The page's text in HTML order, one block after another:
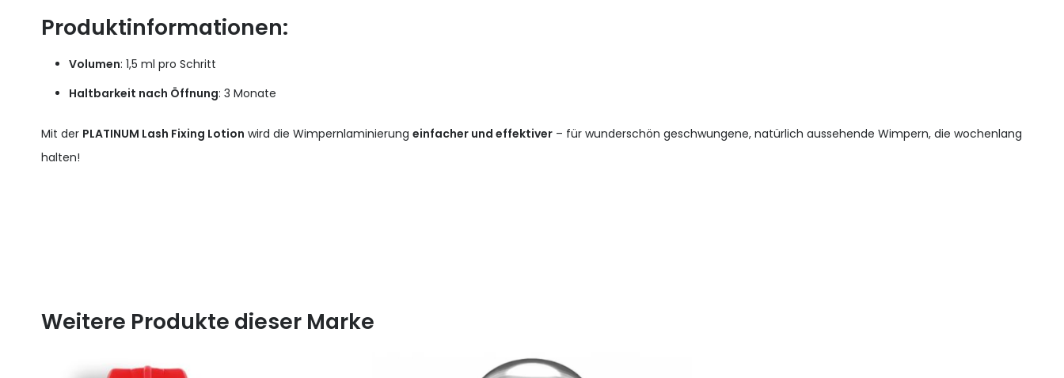
Produktinformationen:
Volumen: 1,5 ml pro Schritt
Haltbarkeit nach Öffnung: 3 Monate
Mit der PLATINUM Lash Fixing Lotion wird die Wimpernlaminierung einfacher und effektiver – für wunderschön geschwungene, natürlich aussehende Wimpern, die wochenlang
halten!
Weitere Produkte dieser Marke